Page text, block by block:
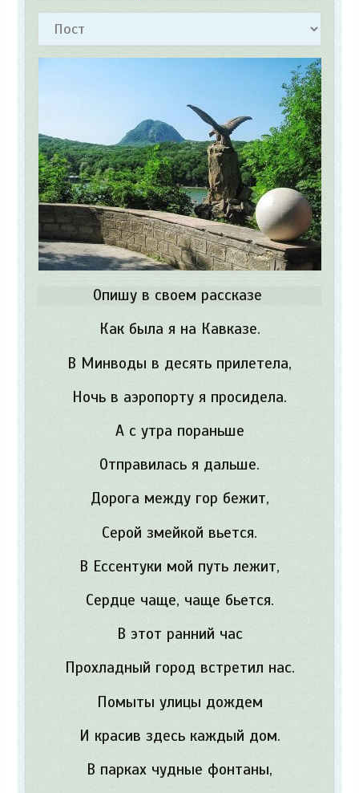
Опишу в своем рассказе
Как была я на Кавказе.
В Минводы в десять прилетела,
Ночь в аэропорту я просидела.
А с утра пораньше
Отправилась я дальше.
Дорога между гор бежит,
Серой змейкой вьется.
В Ессентуки мой путь лежит,
Сердце чаще, чаще бьется.
В этот ранний час
Прохладный город встретил нас.
Помыты улицы дождем
И красив здесь каждый дом.
В парках чудные фонтаны,